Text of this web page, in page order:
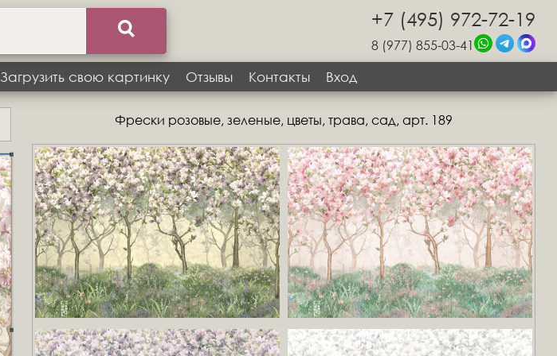
+7 (495) 972-72-19
8 (977) 855-03-41
Загрузить свою картинку Отзывы Контакты Вход
Фрески розовые, зеленые, цветы, трава, сад, арт. 189